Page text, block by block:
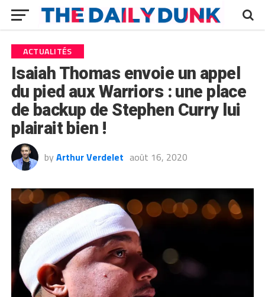
ACTUALITÉS
Isaiah Thomas envoie un appel
du pied aux Warriors : une place
de backup de Stephen Curry lui
plairait bien !
by Arthur Verdelet août 16, 2020